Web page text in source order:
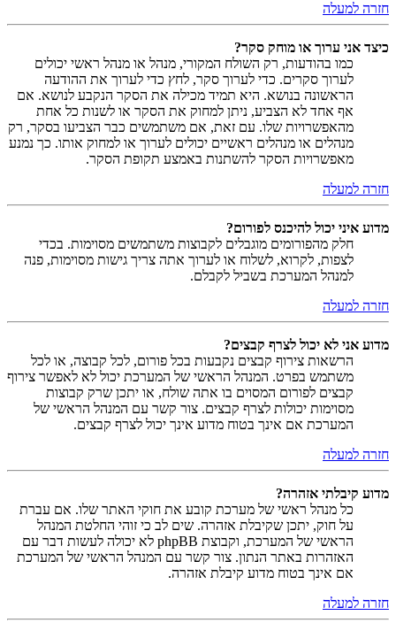
חזרה למעלה
כיצד אני ערוך או מוחק סקר?
כמו בהודעות, רק השולח המקורי, מנהל או מנהל ראשי יכולים
לערוך סקרים. כדי לערוך סקר, לחץ כדי לערוך את ההודעה
הראשונה בנושא. היא תמיד מכילה את הסקר הנקבע לנושא. אם
אף אחד לא הצביע, ניתן למחוק את הסקר או לשנות כל אחת
מהאפשרויות שלו. עם זאת, אם משתמשים כבר הצביעו בסקר, רק
מנהלים או מנהלים ראשיים יכולים לערוך או למחוק אותו. כך נמנע
מאפשרויות הסקר להשתנות באמצע תקופת הסקר.
חזרה למעלה
מדוע איני יכול להיכנס לפורום?
חלק מהפורומים מוגבלים לקבוצות משתמשים מסוימות. בכדי
לצפות, לקרוא, לשלוח או לערוך אתה צריך גישות מסוימות, פנה
למנהל המערכת בשביל לקבלם.
חזרה למעלה
מדוע אני לא יכול לצרף קבצים?
הרשאות צירוף קבצים נקבעות בכל פורום, לכל קבוצה, או לכל
משתמש בפרט. המנהל הראשי של המערכת יכול לא לאפשר צירוף
קבצים לפורום המסוים בו אתה שולח, או יתכן שרק קבוצות
מסוימות יכולות לצרף קבצים. צור קשר עם המנהל הראשי של
המערכת אם אינך בטוח מדוע אינך יכול לצרף קבצים.
חזרה למעלה
מדוע קיבלתי אזהרה?
כל מנהל ראשי של מערכת קובע את חוקי האתר שלו. אם עברת
על חוק, יתכן שקיבלת אזהרה. שים לב כי זוהי החלטת המנהל
הראשי של המערכת, וקבוצת phpBB לא יכולה לעשות דבר עם
האזהרות באתר הנתון. צור קשר עם המנהל הראשי של המערכת
אם אינך בטוח מדוע קיבלת אזהרה.
חזרה למעלה